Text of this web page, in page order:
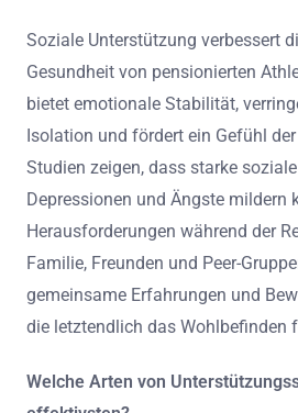
Soziale Unterstützung verbessert
Gesundheit von pensionierten
bietet emotionale Stabilität,
Isolation und fördert ein Gefühl
Studien zeigen, dass starke
Depressionen und Ängste mildern
Herausforderungen während der
Familie, Freunden und Peer-
gemeinsame Erfahrungen und
die letztendlich das Wohlbefinden
Welche Arten von